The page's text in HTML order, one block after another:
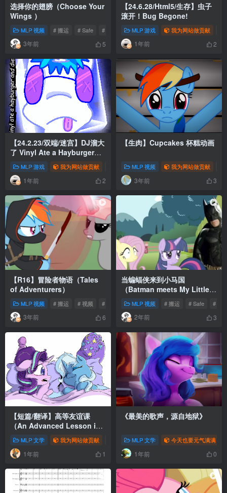
选择你的翅膀（Choose Your
Wings ）
MLP 视频 # 搬运 # Safe # 动画
3年前 5
【24.6.28/Html5/生存】虫子
滚开！Bug Begone!
MLP 游戏 我为网站做贡献
1年前 2
【24.2.23/双端/迷宫】DJ溜大
了 Vinyl Ate a Hayburger
and Died
MLP 游戏 我为网站做贡献 # 2023 # 搞笑 # DJ-Pon3
1年前 2
【生肉】Cupcakes 杯糕动画
MLP 视频 我为网站做贡献
3年前 3
【R16】冒险者物语（Tales
of Adventurers）
MLP 视频 # 搬运 # 视频 # 动画
3年前 6
当蝙蝠侠来到小马国
（Batman meets My Little
Pony）
MLP 视频 # 搬运 # Safe # 视
2年前 3
【短篇/翻译】高等友谊课
（An Advanced Lesson in
Friendship）
MLP 文学 我为网站做贡献 # 翻译 # MLP
1年前 1
《最美的歌声，源自地狱》
MLP 文学 今天也要元气满满
1年前 0